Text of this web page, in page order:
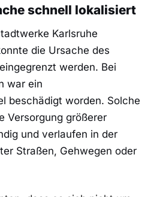
schnell lokalisiert
Karlsruhe
die Ursache des
werden. Bei
war ein
beschädigt worden. Solche
Versorgung größerer
und verlaufen in der
Straßen, Gehwegen oder